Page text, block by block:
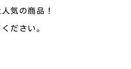
気の商品！
ださい。